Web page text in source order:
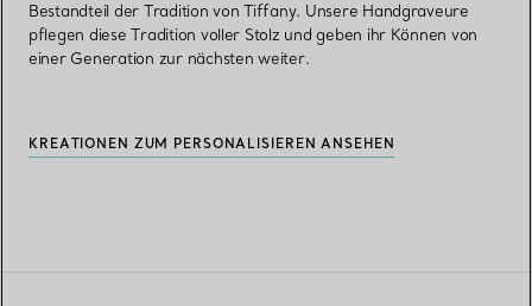
Bestandteil der Tradition von Tiffany. Unsere Handgraveure
pflegen diese Tradition voller Stolz und geben ihr Können von
einer Generation zur nächsten weiter.
KREATIONEN ZUM PERSONALISIEREN ANSEHEN